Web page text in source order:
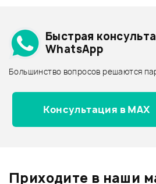
Архив товаров - дешевле
Архив товаров - дороже
Все товары YAMAHA
Архив товаров - новинки
Быстрая
WhatsApp
Большинство вопросов решаются
Консультация в MAX
Приходите в наши